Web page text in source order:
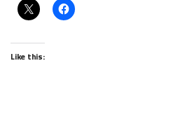
Like this: